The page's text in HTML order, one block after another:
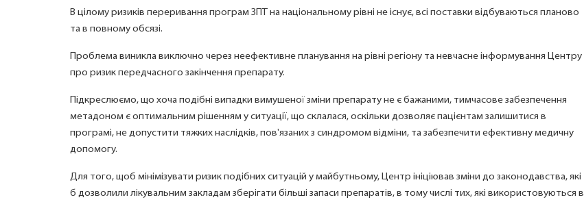
В цілому ризиків переривання програм ЗПТ на національному рівні не існує, всі поставки відбуваються планово
та в повному обсязі.
Проблема виникла виключно через неефективне планування на рівні регіону та невчасне інформування Центру
про ризик передчасного закінчення препарату.
Підкреслюємо, що хоча подібні випадки вимушеної зміни препарату не є бажаними, тимчасове забезпечення
метадоном є оптимальним рішенням у ситуації, що склалася, оскільки дозволяє пацієнтам залишитися в
програмі, не допустити тяжких наслідків, пов'язаних з синдромом відміни, та забезпечити ефективну медичну
допомогу.
Для того, щоб мінімізувати ризик подібних ситуацій у майбутньому, Центр ініціював зміни до законодавства, які
б дозволили лікувальним закладам зберігати більші запаси препаратів, в тому числі тих, які використовуються в